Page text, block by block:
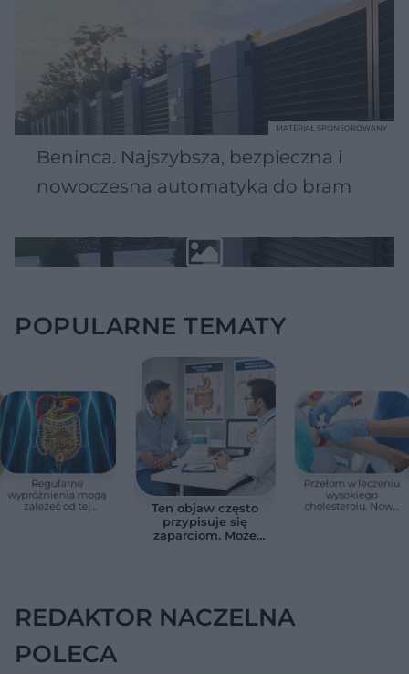
Beninca. Najszybsza, bezpieczna i
nowoczesna automatyka do bram
MATERIAŁ SPONSOROWANY
POPULARNE TEMATY
Regularne
wypróżnienia mogą
zależeć od tej
Ten objaw często
przypisuje się
zaparciom. Może
Przełom w leczeniu
wysokiego
cholesterolu. Nowa
REDAKTOR NACZELNA
POLECA